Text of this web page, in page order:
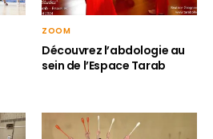
ZOOM
Découvrez l’abdologie au
sein de l’Espace Tarab